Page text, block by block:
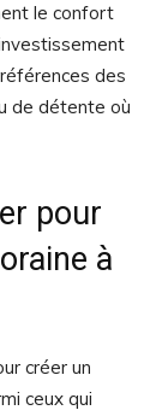
le confort
des
de détente où
pour
à
créer un
ceux qui